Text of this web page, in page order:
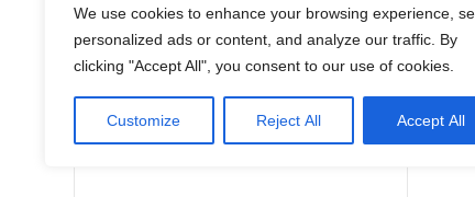
We use cookies to enhance your browsing experience,
personalized ads or content, and analyze our traffic. By
clicking "Accept All", you consent to our use of cookies.
Customize Reject All Accept All
MJC Boby Lapointe 8 rue des